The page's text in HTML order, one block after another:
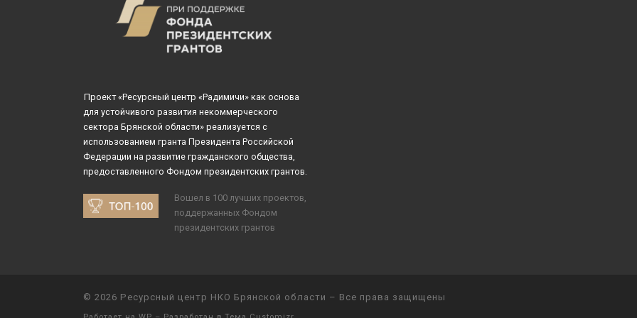
Проект «Ресурсный центр «Радимичи» как основа
для устойчивого развития некоммерческого
сектора Брянской области» реализуется с
использованием гранта Президента Российской
Федерации на развитие гражданского общества,
предоставленного Фондом президентских грантов.
Вошел в 100 лучших проектов,
поддержанных Фондом
президентских грантов
© 2026 Ресурсный центр НКО Брянской области – Все права защищены